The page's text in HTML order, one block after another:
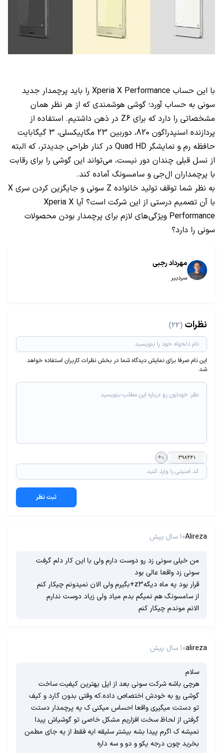
با این حساب Xperia X Performance را باید پرچمدار جدید
سونی به حساب آورد؛ گوشی هوشمندی که از هر نظر همان
مشخصاتی را دارد که برای Z6 در ذهن داشتیم. استفاده از
پردازنده اسنپدراگون 820، دوربین 23 مگاپیکسلی، 3 گیگابایت
حافظه رم و نمایشگر Quad HD در کنار طراحی جدیدتر، که البته
از نسل قبلی چندان دور نیست، می‌تواند این گوشی را برای رقابت
با پرچمداران ال‌جی و سامسونگ آماده کند.
به نظر شما توقف تولید خانواده Z سونی و جایگزین کردن سری X
با آن تصمیم درستی از این شرکت است؟ آیا Xperia X
Performance ویژگی‌های لازم برای پرچمدار بودن محصولات
سونی را دارد؟
مهرداد رجبی
سردبیر
نظرات (22)
این نام صرفا برای نمایش دیدگاه شما در بخش نظرات کاربران استفاده خواهد
شد.
ثبت نظر
Alireza10 سال پیش
من خیلی سونی زد رو دوست دارم ولی با این کار دلم گرفت
سونی زد واقعا عالی بود
قرار بود یه ماه دیگهz3+بگیرم ولی الان نمیدونم چیکار کنم
از سامسونگ هم نمیگم بدم میاد ولی زیاد دوست ندارم
الانم موندم چیکار کنم
alireza10 سال پیش
سلام
هرچی باشه شرکت سونی بعد از اپل بهترین کیفیت ساخت
گوشی رو به خودش اختصاص داده.که وقتی بدون گارد و کیف
تو دستت میگیری واقعا احساس میکنی ک یه پرچمدار دستت
گرفتی از لحاظ سخت افزاریم مشکل خاصی تو گوشیاش پیدا
نمیشه ک اگرم پیدا بشه بیشتر سلیقه ایه فقط از یه جای مطمن
بخرید چون درجه یکو و دو و سه داره